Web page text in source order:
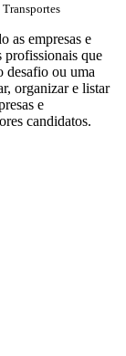
as empresas e
profissionais que
desafio ou uma
organizar e listar
e
candidatos.